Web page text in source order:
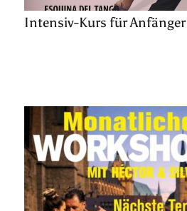
Intensiv-Kurs für Anfänger